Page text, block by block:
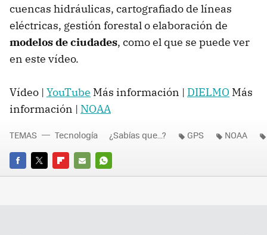
cuencas hidráulicas, cartografiado de líneas
eléctricas, gestión forestal o elaboración de
modelos de ciudades, como el que se puede ver
en este vídeo.
Vídeo | YouTube Más información | DIELMO Más
información | NOAA
FACEBOOK
TWITTERFLIPBOARD
E-
WHATSAPP
TEMAS Tecnología ¿Sabías que...? GPS NOAA